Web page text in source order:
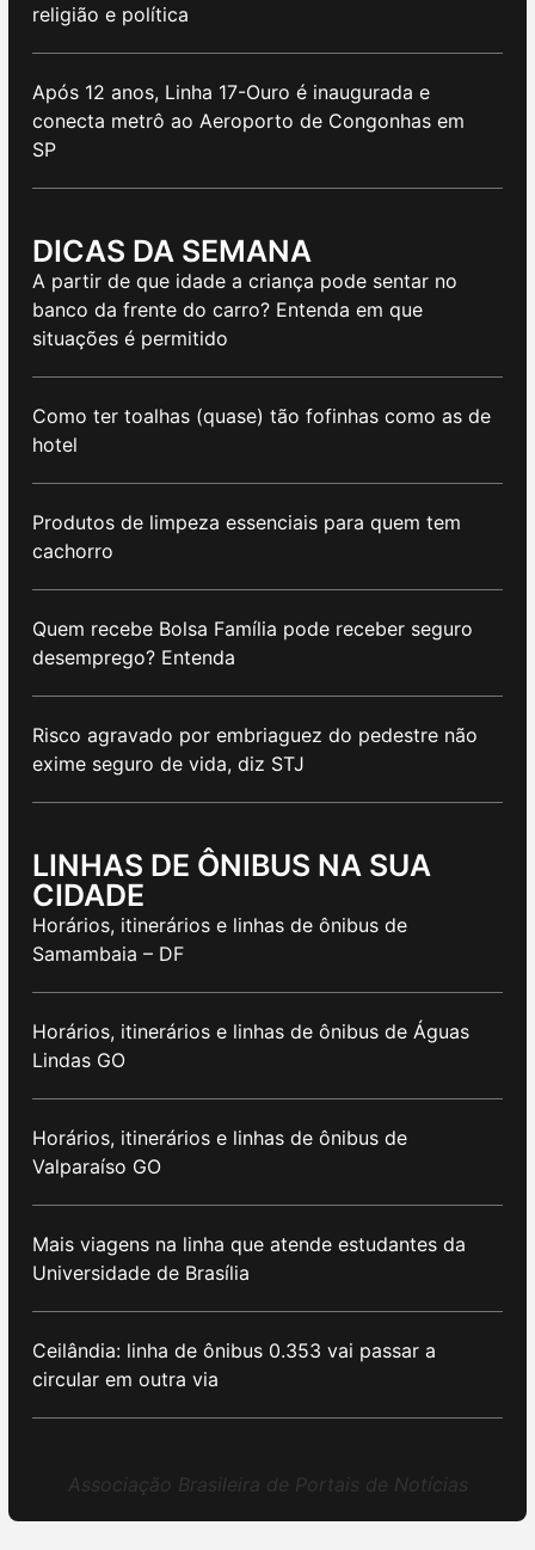
religião e política
Após 12 anos, Linha 17-Ouro é inaugurada e
conecta metrô ao Aeroporto de Congonhas em
SP
DICAS DA SEMANA
A partir de que idade a criança pode sentar no
banco da frente do carro? Entenda em que
situações é permitido
Como ter toalhas (quase) tão fofinhas como as de
hotel
Produtos de limpeza essenciais para quem tem
cachorro
Quem recebe Bolsa Família pode receber seguro
desemprego? Entenda
Risco agravado por embriaguez do pedestre não
exime seguro de vida, diz STJ
LINHAS DE ÔNIBUS NA SUA
CIDADE
Horários, itinerários e linhas de ônibus de
Samambaia – DF
Horários, itinerários e linhas de ônibus de Águas
Lindas GO
Horários, itinerários e linhas de ônibus de
Valparaíso GO
Mais viagens na linha que atende estudantes da
Universidade de Brasília
Ceilândia: linha de ônibus 0.353 vai passar a
circular em outra via
Associação Brasileira de Portais de Notícias